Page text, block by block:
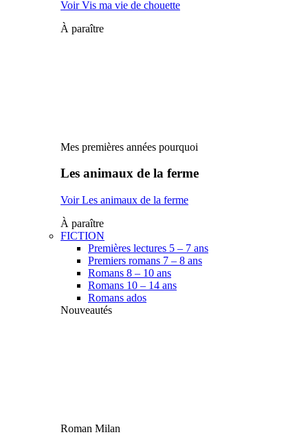
Voir Vis ma vie de chouette
À paraître
Mes premières années pourquoi
Les animaux de la ferme
Voir Les animaux de la ferme
À paraître
FICTION
Premières lectures 5 – 7 ans
Premiers romans 7 – 8 ans
Romans 8 – 10 ans
Romans 10 – 14 ans
Romans ados
Nouveautés
Roman Milan